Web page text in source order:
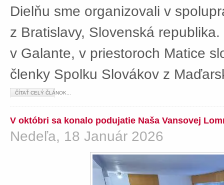
Dielňu sme organizovali v
z Bratislavy, Slovenská
v Galante, v priestoroch Matice
členky Spolku Slovákov z
ČÍTAŤ CELÝ ČLÁNOK...
V októbri sa konalo podujatie Naša Vansovej
Nedeľa, 18 Január 2026